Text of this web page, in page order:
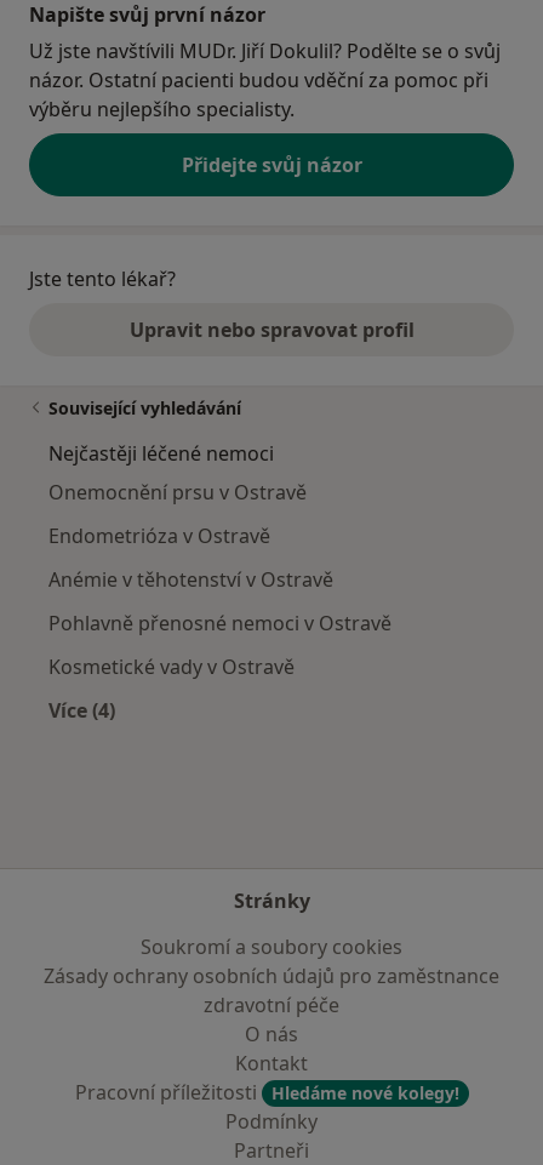
Napište svůj první názor
Už jste navštívili MUDr. Jiří Dokulil? Podělte se o svůj
názor. Ostatní pacienti budou vděční za pomoc při
výběru nejlepšího specialisty.
Přidejte svůj názor
Jste tento lékař?
Upravit nebo spravovat profil
Související vyhledávání
Nejčastěji léčené nemoci
Onemocnění prsu v Ostravě
Endometrióza v Ostravě
Anémie v těhotenství v Ostravě
Pohlavně přenosné nemoci v Ostravě
Kosmetické vady v Ostravě
Více (4)
Stránky
Soukromí a soubory cookies
Zásady ochrany osobních údajů pro zaměstnance
zdravotní péče
O nás
Kontakt
Pracovní příležitosti
Hledáme nové kolegy!
Podmínky
Partneři